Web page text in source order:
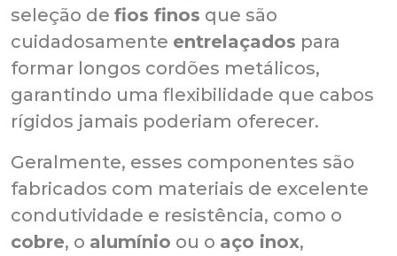
seleção de fios finos que são
cuidadosamente entrelaçados para
formar longos cordões metálicos,
garantindo uma flexibilidade que cabos
rígidos jamais poderiam oferecer.
Geralmente, esses componentes são
fabricados com materiais de excelente
condutividade e resistência, como o
cobre, o alumínio ou o aço inox,